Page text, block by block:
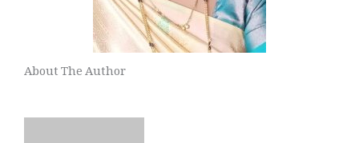
About The Author